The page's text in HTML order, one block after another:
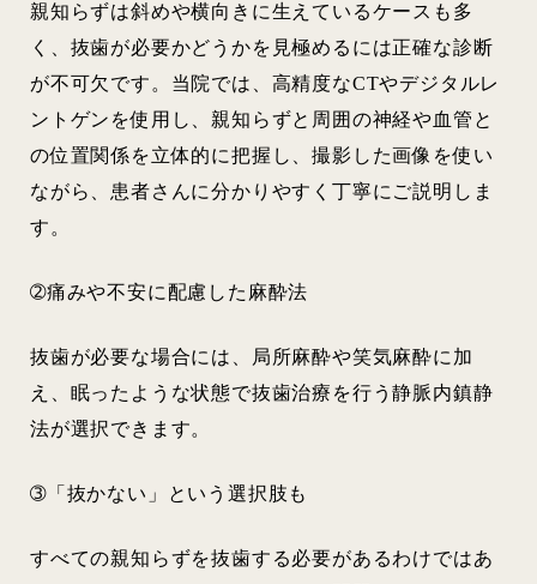
親知らずは斜めや横向きに生えているケースも多
く、抜歯が必要かどうかを見極めるには正確な診断
が不可欠です。当院では、高精度なCTやデジタルレ
ントゲンを使用し、親知らずと周囲の神経や血管と
の位置関係を立体的に把握し、撮影した画像を使い
ながら、患者さんに分かりやすく丁寧にご説明しま
す。
➁痛みや不安に配慮した麻酔法
抜歯が必要な場合には、局所麻酔や笑気麻酔に加
え、眠ったような状態で抜歯治療を行う静脈内鎮静
法が選択できます。
➂「抜かない」という選択肢も
すべての親知らずを抜歯する必要があるわけではあ